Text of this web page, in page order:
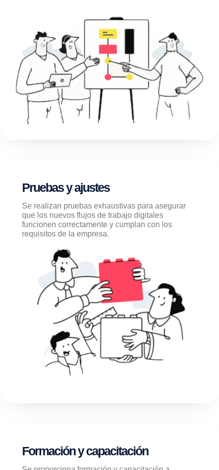
Pruebas y ajustes
Se realizan pruebas exhaustivas para asegurar
que los nuevos flujos de trabajo digitales
funcionen correctamente y cumplan con los
requisitos de la empresa.
Formación y capacitación